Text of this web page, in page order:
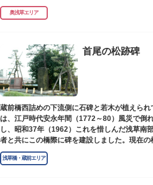
つがれています。
奥浅草エリア
首尾の松跡碑
蔵前橋西詰めの下流側に石碑と若木が植えられ
は、江戸時代安永年間（1772～80）風災で倒
し、昭和37年（1962）これを惜しんだ浅草南
者と共にこの橋際に碑を建設しました。現在の
浅草橋・蔵前エリア